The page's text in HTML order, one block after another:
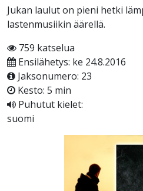
Jukan laulut on pieni hetki
lastenmusiikin äärellä.
759 katselua
Ensilähetys: ke 24.8.2016
Jaksonumero: 23
Kesto: 5 min
Puhutut kielet:
suomi